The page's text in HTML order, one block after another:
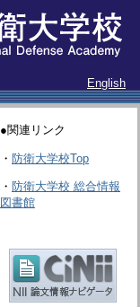
English
●関連リンク
・ 防衛大学校Top
・ 防衛大学校 総合情報
図書館